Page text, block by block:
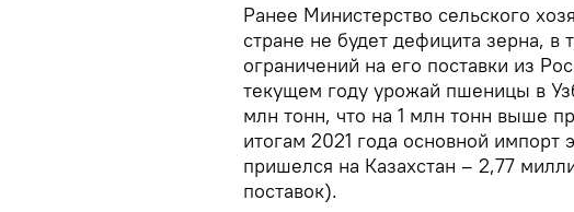
Ранее Министерство сельского
стране не будет дефицита зерна, в
ограничений на его поставки из
текущем году урожай пшеницы в
млн тонн, что на 1 млн тонн выше
итогам 2021 года основной импорт
пришелся на Казахстан – 2,77
поставок).